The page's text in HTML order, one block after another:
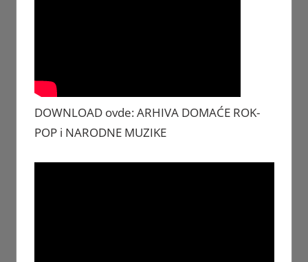
DOWNLOAD ovde: ARHIVA DOMAĆE ROK-
POP i NARODNE MUZIKE